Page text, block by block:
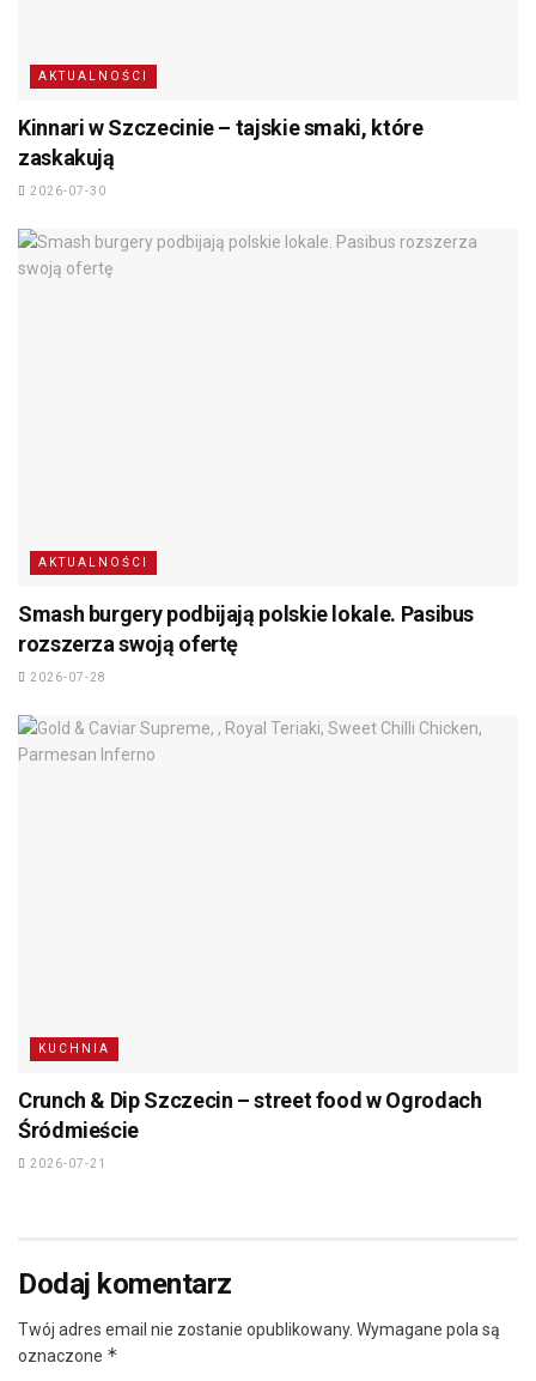
AKTUALNOŚCI
Kinnari w Szczecinie – tajskie smaki, które
zaskakują
2026-07-30
AKTUALNOŚCI
Smash burgery podbijają polskie lokale. Pasibus
rozszerza swoją ofertę
2026-07-28
KUCHNIA
Crunch & Dip Szczecin – street food w Ogrodach
Śródmieście
2026-07-21
Dodaj komentarz
Twój adres email nie zostanie opublikowany. Wymagane pola są
oznaczone *